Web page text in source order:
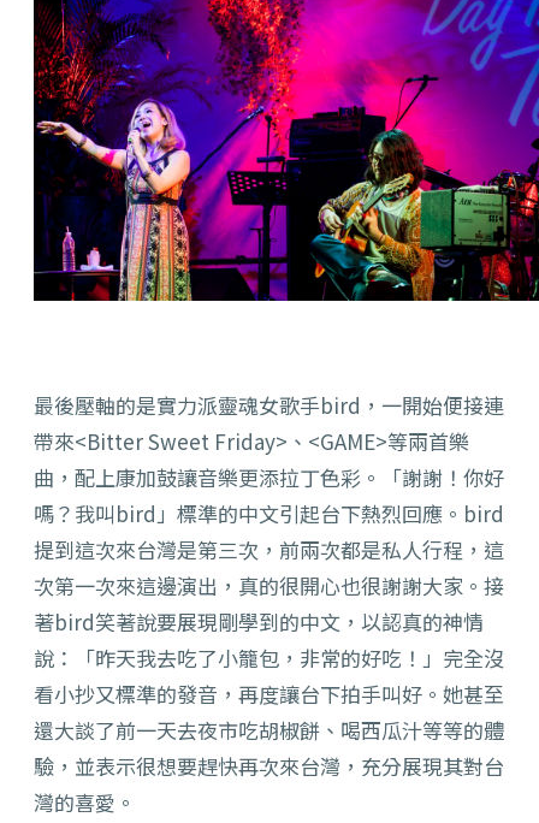
最後壓軸的是實力派靈魂女歌手bird，一開始便接連
帶來<Bitter Sweet Friday>、<GAME>等兩首樂
曲，配上康加鼓讓音樂更添拉丁色彩。「謝謝！你好
嗎？我叫bird」標準的中文引起台下熱烈回應。bird
提到這次來台灣是第三次，前兩次都是私人行程，這
次第一次來這邊演出，真的很開心也很謝謝大家。接
著bird笑著說要展現剛學到的中文，以認真的神情
說：「昨天我去吃了小籠包，非常的好吃！」完全沒
看小抄又標準的發音，再度讓台下拍手叫好。她甚至
還大談了前一天去夜市吃胡椒餅、喝西瓜汁等等的體
驗，並表示很想要趕快再次來台灣，充分展現其對台
灣的喜愛。